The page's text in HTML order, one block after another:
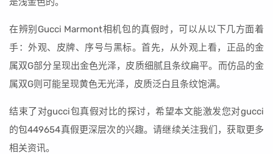
在辨别Gucci Marmont相机包的真假时，可以从以下几方面着
手：外观、皮牌、序号与黑标。首先，从外观上看，正品的金
属双G部分呈现出金色光泽，皮质细腻且条纹扁平。而仿品的金
属双G则可能呈现黄色无光泽，皮质泛白且条纹饱满。
结束了对gucci包真假对比的探讨，希望本文能激发您对gucci
的包449654真假更深层次的兴趣。请继续关注我们，获取更多
相关资讯。